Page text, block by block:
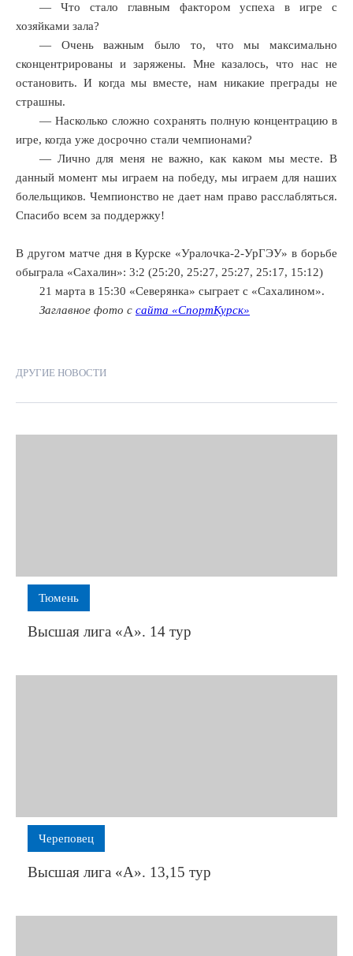
— Что стало главным фактором успеха в игре с
хозяйками зала?
— Очень важным было то, что мы максимально
сконцентрированы и заряжены. Мне казалось, что нас не
остановить. И когда мы вместе, нам никакие преграды не
страшны.
— Насколько сложно сохранять полную концентрацию в
игре, когда уже досрочно стали чемпионами?
— Лично для меня не важно, как каком мы месте. В
данный момент мы играем на победу, мы играем для наших
болельщиков. Чемпионство не дает нам право расслабляться.
Спасибо всем за поддержку!
В другом матче дня в Курске «Уралочка-2-УрГЭУ» в борьбе
обыграла «Сахалин»: 3:2 (25:20, 25:27, 25:27, 25:17, 15:12)
21 марта в 15:30 «Северянка» сыграет с «Сахалином».
Заглавное фото с сайта «СпортКурск»
ДРУГИЕ НОВОСТИ
Тюмень
Высшая лига «А». 14 тур
Череповец
Высшая лига «А». 13,15 тур